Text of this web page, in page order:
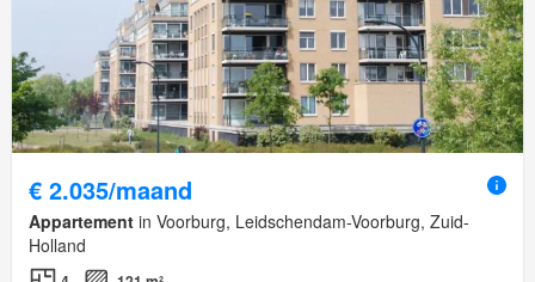
€ 2.035/maand
Appartement in Voorburg, Leidschendam-Voorburg, Zuid-
Holland